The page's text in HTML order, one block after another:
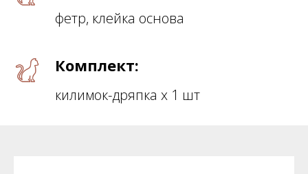
фетр, клейка основа
Комплект:
килимок-дряпка х 1 шт